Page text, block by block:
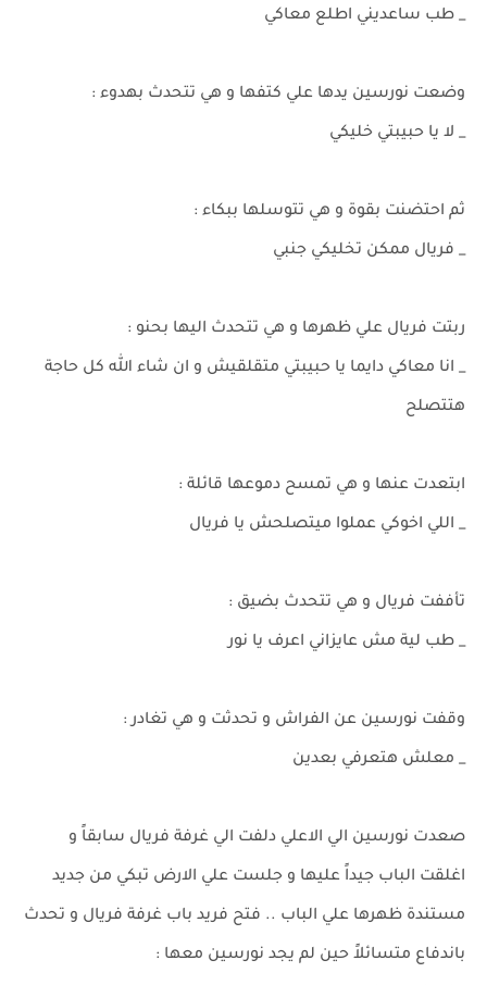
_ طب ساعديني اطلع معاكي
وضعت نورسين يدها علي كتفها و هي تتحدث بهدوء :
_ لا يا حبيبتي خليكي
ثم احتضنت بقوة و هي تتوسلها ببكاء :
_ فريال ممكن تخليكي جنبي
ربتت فريال علي ظهرها و هي تتحدث اليها بحنو :
_ انا معاكي دايما يا حبيبتي متقلقيش و ان شاء الله كل حاجة
هتتصلح
ابتعدت عنها و هي تمسح دموعها قائلة :
_ اللي اخوكي عملوا ميتصلحش يا فريال
تأففت فريال و هي تتحدث بضيق :
_ طب لية مش عايزاني اعرف يا نور
وقفت نورسين عن الفراش و تحدثت و هي تغادر :
_ معلش هتعرفي بعدين
صعدت نورسين الي الاعلي دلفت الي غرفة فريال سابقاً و
اغلقت الباب جيداً عليها و جلست علي الارض تبكي من جديد
مستندة ظهرها علي الباب .. فتح فريد باب غرفة فريال و تحدث
باندفاع متسائلاً حين لم يجد نورسين معها :